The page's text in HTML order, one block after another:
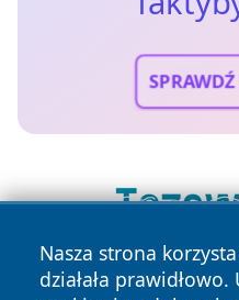
Nasza strona
działała